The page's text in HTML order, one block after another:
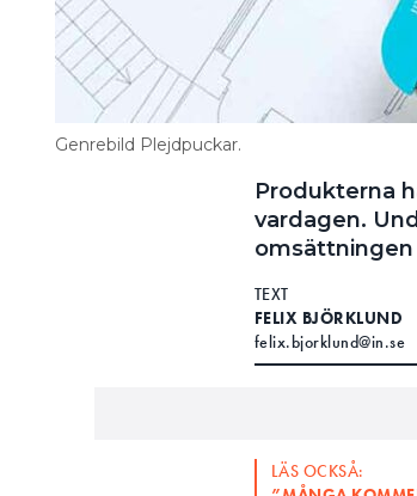
Genrebild Plejdpuckar.
Produkterna
vardagen.
TEXT
FELIX BJÖRKLUND
felix.bjorklund@in.se
LÄS OCKSÅ: